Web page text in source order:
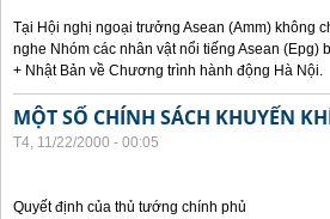
Tại Hội nghị ngoại trưởng Asean (Amm) không
nghe Nhóm các nhân vật nổi tiếng Asean (Epg)
+ Nhật Bản về Chương trình hành động Hà Nội.
MỘT SỐ CHÍNH SÁCH KHUYẾN
T4, 11/22/2000 - 00:05
Quyết định của thủ tướng chính phủ